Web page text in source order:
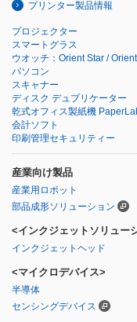
プリンター製品情報
プロジェクター
スマートグラス
ウオッチ：Orient Star / Orient
パソコン
スキャナー
ディスク デュプリケーター
乾式オフィス製紙機
会計ソフト
印刷管理セキュリティー
産業向け製品
産業用ロボット
部品成形ソリューション
<インクジェットソリュー
インクジェットヘッド
<マイクロデバイス>
半導体
センシングデバイス